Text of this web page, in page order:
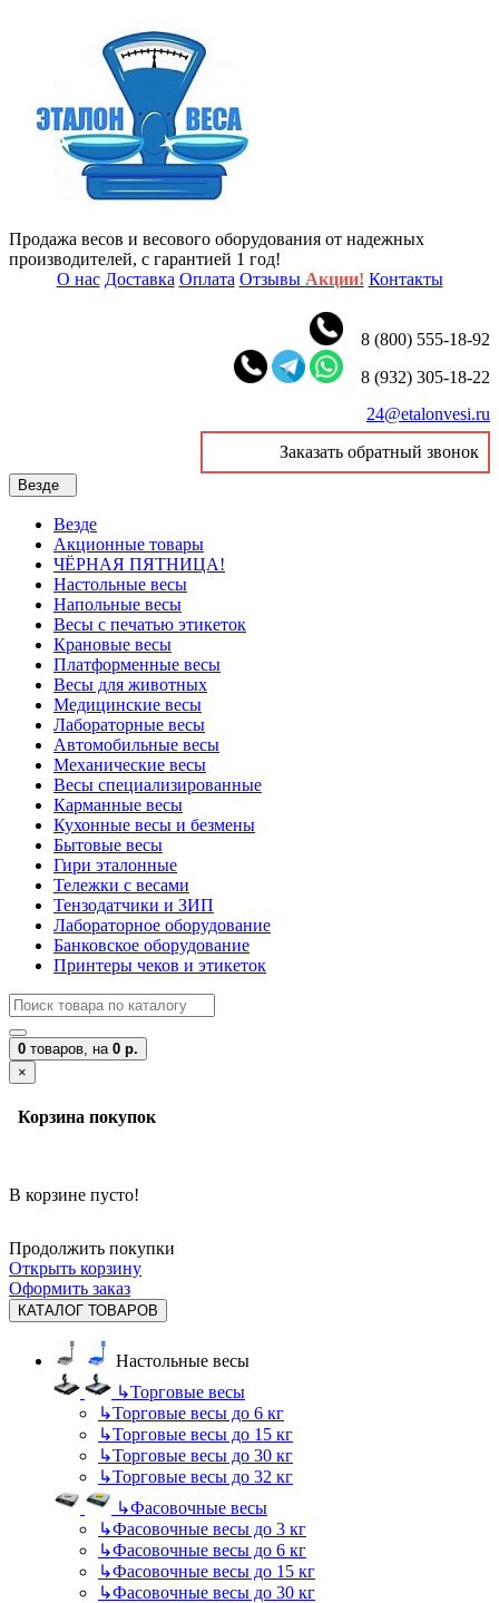
Продажа весов и весового оборудования от надежных
производителей, с гарантией 1 год!
О нас Доставка Оплата Отзывы Акции! Контакты
8 (800) 555-18-92
8 (932) 305-18-22
24@etalonvesi.ru
Заказать обратный звонок
Везде
Везде
Акционные товары
ЧЁРНАЯ ПЯТНИЦА!
Настольные весы
Напольные весы
Весы с печатью этикеток
Крановые весы
Платформенные весы
Весы для животных
Медицинские весы
Лабораторные весы
Автомобильные весы
Механические весы
Весы специализированные
Карманные весы
Кухонные весы и безмены
Бытовые весы
Гири эталонные
Тележки с весами
Тензодатчики и ЗИП
Лабораторное оборудование
Банковское оборудование
Принтеры чеков и этикеток
0 товаров, на 0 р.
×
Корзина покупок
В корзине пусто!
Продолжить покупки
Открыть корзину
Оформить заказ
КАТАЛОГ ТОВАРОВ
Настольные весы
↳Торговые весы
↳Торговые весы до 6 кг
↳Торговые весы до 15 кг
↳Торговые весы до 30 кг
↳Торговые весы до 32 кг
↳Фасовочные весы
↳Фасовочные весы до 3 кг
↳Фасовочные весы до 6 кг
↳Фасовочные весы до 15 кг
↳Фасовочные весы до 30 кг